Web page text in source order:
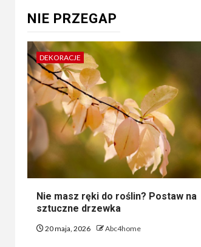
NIE PRZEGAP
DEKORACJE
Nie masz ręki do roślin? Postaw na
sztuczne drzewka
20 maja, 2026 Abc4home